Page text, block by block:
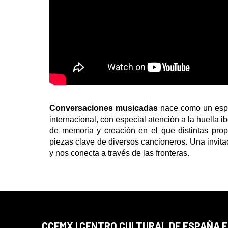
Conversaciones musicadasnace como un
internacional, con especial atención a la huella
de memoria y creación en el que distintas
piezas clave de diversos cancioneros. Una
y nos conecta a través de las fronteras.